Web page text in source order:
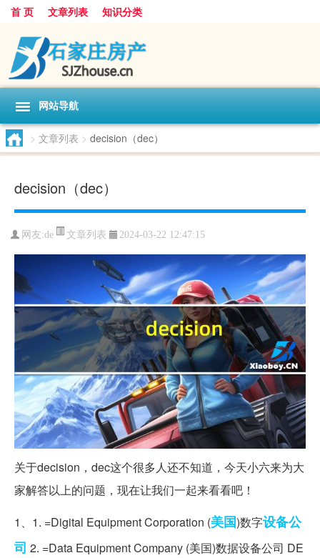
首 页 文章列表 知识分类
网站导航
> 文章列表 > decision（dec）
decision（dec）
网友:de 文章列表 2024-03-22 12:47:15
关于decision，dec这个很多人还不知道，今天小六来为大
家解答以上的问题，现在让我们一起来看看吧！
1、1. =Digital Equipment Corporation (美国)数字设备公
司 2. =Data Equipment Company (美国)数据设备公司 DE